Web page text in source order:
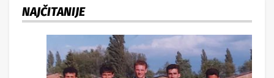
NAJČITANIJE